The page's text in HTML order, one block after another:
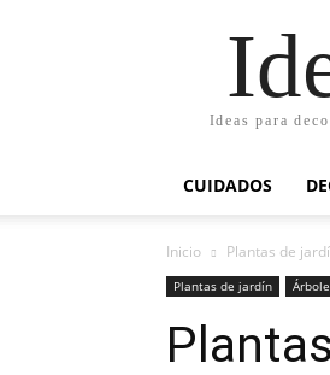
Ideas para
CUIDADOS
Inicio Plantas de
Plantas de jardín